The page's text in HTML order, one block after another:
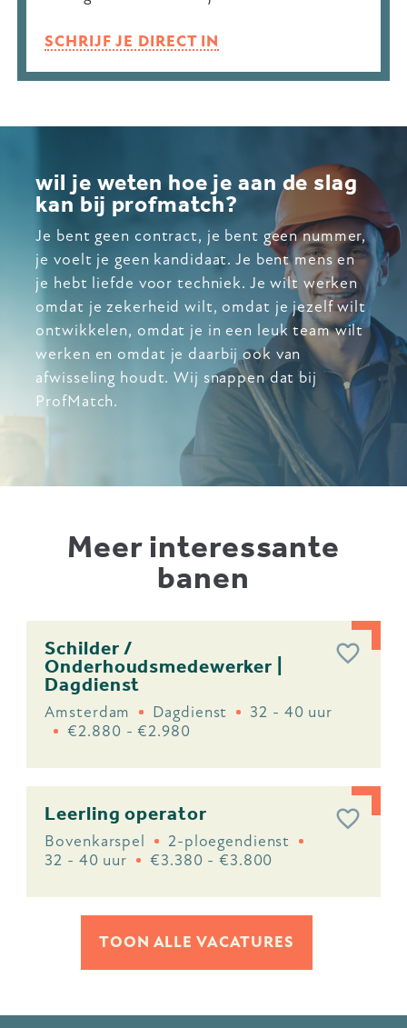
SCHRIJF JE DIRECT IN
wil je weten hoe je aan de slag
kan bij profmatch?
Je bent geen contract, je bent geen nummer,
je voelt je geen kandidaat. Je bent mens en
je hebt liefde voor techniek. Je wilt werken
omdat je zekerheid wilt, omdat je jezelf wilt
ontwikkelen, omdat je in een leuk team wilt
werken en omdat je daarbij ook van
afwisseling houdt. Wij snappen dat bij
ProfMatch.
Meer interessante
banen
Schilder /
Onderhoudsmedewerker |
Dagdienst
Amsterdam Dagdienst
32 - 40 uur
€2.880 - €2.980
Leerling operator
Bovenkarspel
2-ploegendienst
32 - 40 uur
€3.380 - €3.800
TOON ALLE VACATURES